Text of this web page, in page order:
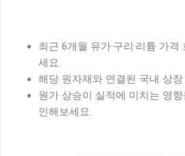
최근 6개월 유가·구리·리튬 가
세요.
해당 원자재와 연결된 국내 상
원가 상승이 실적에 미치는 영
인해보세요.